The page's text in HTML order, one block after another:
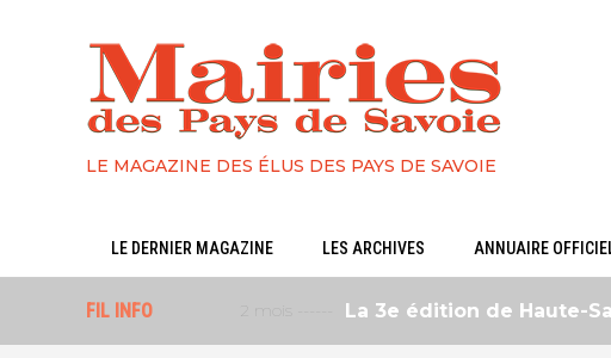
LE MAGAZINE DES ÉLUS DES PAYS DE SAVOIE
LE DERNIER MAGAZINE LES ARCHIVES ANNUAIRE
FIL INFO 2 mois ------ La 3e édition de Haute-Savoie